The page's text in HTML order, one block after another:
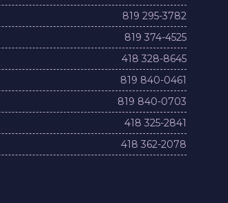
819 295-3782
819 374-4525
418 328-8645
819 840-0461
819 840-0703
418 325-2841
418 362-2078